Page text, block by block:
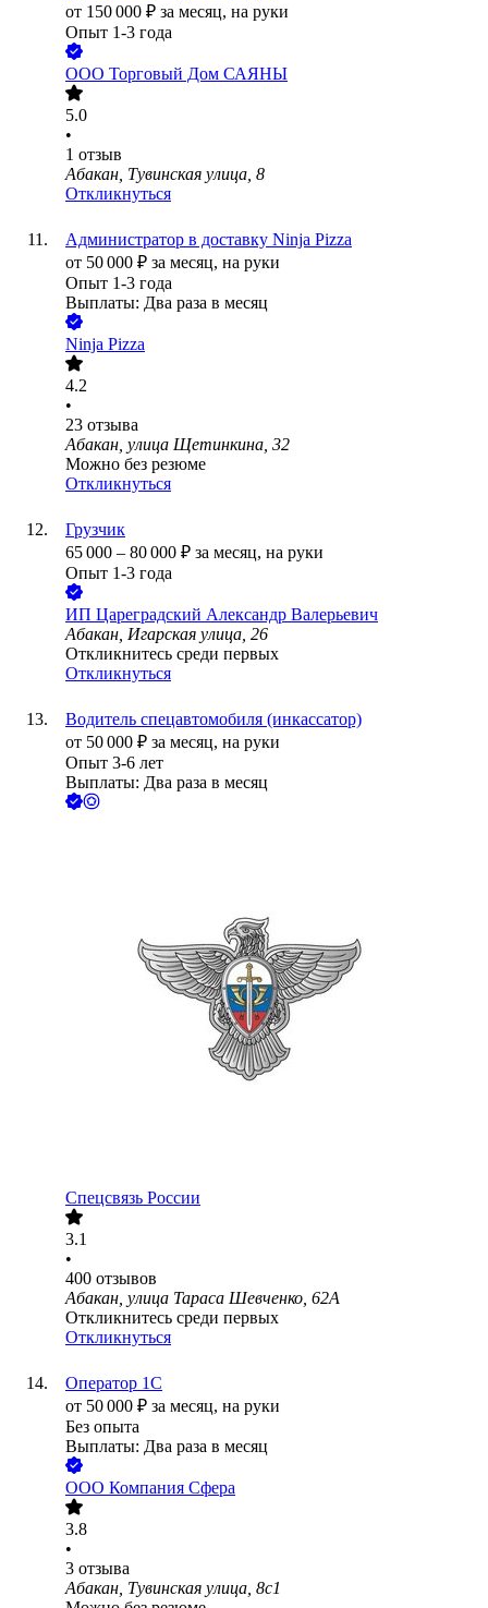
от 150 000 ₽ за месяц, на руки
Опыт 1-3 года
ООО Торговый Дом САЯНЫ
5.0
•
1 отзыв
Абакан, Тувинская улица, 8
Откликнуться
Администратор в доставку Ninja Pizza
от 50 000 ₽ за месяц, на руки
Опыт 1-3 года
Выплаты: Два раза в месяц
Ninja Pizza
4.2
•
23 отзыва
Абакан, улица Щетинкина, 32
Можно без резюме
Откликнуться
Грузчик
65 000 – 80 000 ₽ за месяц, на руки
Опыт 1-3 года
ИП Цареградский Александр Валерьевич
Абакан, Игарская улица, 26
Откликнитесь среди первых
Откликнуться
Водитель спецавтомобиля (инкассатор)
от 50 000 ₽ за месяц, на руки
Опыт 3-6 лет
Выплаты: Два раза в месяц
Спецсвязь России
3.1
•
400 отзывов
Абакан, улица Тараса Шевченко, 62А
Откликнитесь среди первых
Откликнуться
Оператор 1C
от 50 000 ₽ за месяц, на руки
Без опыта
Выплаты: Два раза в месяц
ООО Компания Сфера
3.8
•
3 отзыва
Абакан, Тувинская улица, 8с1